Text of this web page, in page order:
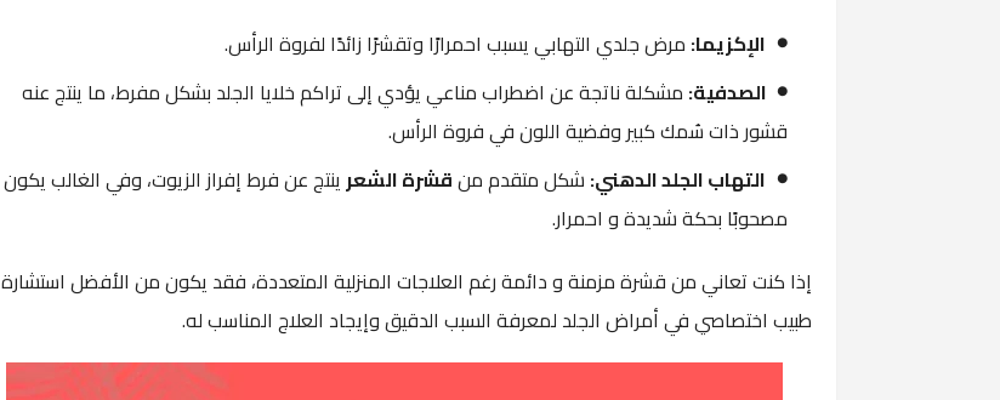
الإكزيما: مرض جلدي التهابي يسبب احمرارًا وتقشرًا زائدًا لفروة الرأس.
الصدفية: مشكلة ناتجة عن اضطراب مناعي يؤدي إلى تراكم خلايا الجلد بشكل مفرط، ما ينتج عنه
قشور ذات سُمك كبير وفضية اللون في فروة الرأس.
التهاب الجلد الدهني: شكل متقدم منقشرة الشعر ينتج عن فرط إفراز الزيوت، وفي الغالب يكون
مصحوبًا بحكة شديدة و احمرار.
إذا كنت تعاني من قشرة مزمنة و دائمة رغم العلاجات المنزلية المتعددة، فقد يكون من الأفضل استشارة
طبيب اختصاصي في أمراض الجلد لمعرفة السبب الدقيق وإيجاد العلاج المناسب له.